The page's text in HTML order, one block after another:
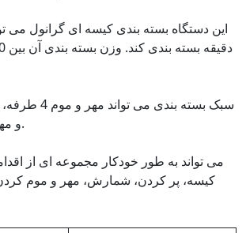
و مهر و موم پشت باشد.
می تواند به طور خودکار مجموعه ای از
کیسه، پر کردن، شمارش، مهر و موم